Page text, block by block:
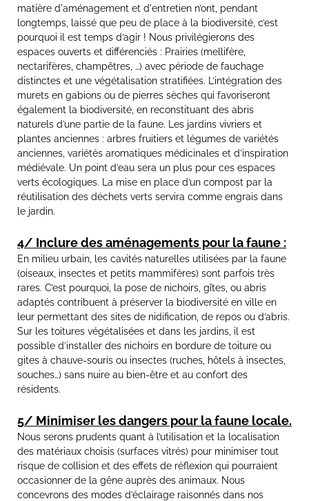
matière d'aménagement et d'entretien n’ont, pendant
longtemps, laissé que peu de place à la biodiversité, c’est
pourquoi il est temps d’agir ! Nous privilégierons des
espaces ouverts et différenciés : Prairies (mellifère,
nectarifères, champêtres, …) avec période de fauchage
distinctes et une végétalisation stratifiées. L’intégration des
murets en gabions ou de pierres sèches qui favoriseront
également la biodiversité, en reconstituant des abris
naturels d’une partie de la faune. Les jardins vivriers et
plantes anciennes : arbres fruitiers et légumes de variétés
anciennes, variétés aromatiques médicinales et d’inspiration
médiévale. Un point d’eau sera un plus pour ces espaces
verts écologiques. La mise en place d’un compost par la
réutilisation des déchets verts servira comme engrais dans
le jardin.
4/ Inclure des aménagements pour la faune :
En milieu urbain, les cavités naturelles utilisées par la faune
(oiseaux, insectes et petits mammifères) sont parfois très
rares. C’est pourquoi, la pose de nichoirs, gîtes, ou abris
adaptés contribuent à préserver la biodiversité en ville en
leur permettant des sites de nidification, de repos ou d’abris.
Sur les toitures végétalisées et dans les jardins, il est
possible d’installer des nichoirs en bordure de toiture ou
gites à chauve-souris ou insectes (ruches, hôtels à insectes,
souches…) sans nuire au bien-être et au confort des
résidents.
5/ Minimiser les dangers pour la faune locale.
Nous serons prudents quant à l’utilisation et la localisation
des matériaux choisis (surfaces vitrés) pour minimiser tout
risque de collision et des effets de réflexion qui pourraient
occasionner de la gêne auprès des animaux. Nous
concevrons des modes d’éclairage raisonnés dans nos